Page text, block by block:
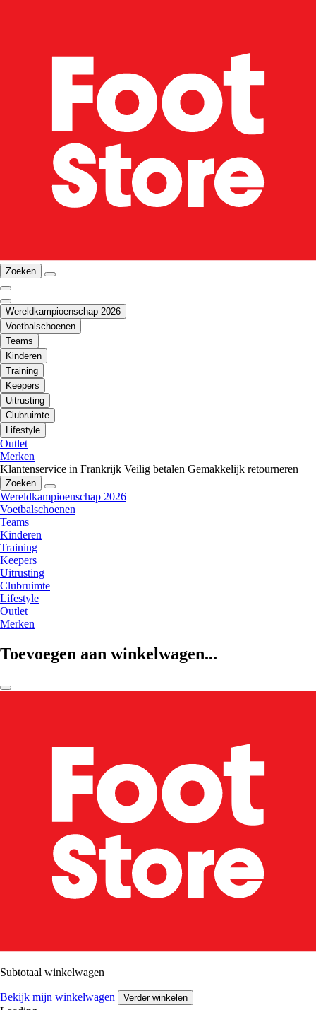
Zoeken
Wereldkampioenschap 2026
Voetbalschoenen
Teams
Kinderen
Training
Keepers
Uitrusting
Clubruimte
Lifestyle
Outlet
Merken
Klantenservice in Frankrijk Veilig betalen Gemakkelijk retourneren
Zoeken
Wereldkampioenschap 2026
Voetbalschoenen
Teams
Kinderen
Training
Keepers
Uitrusting
Clubruimte
Lifestyle
Outlet
Merken
Toevoegen aan winkelwagen...
Subtotaal winkelwagen
Bekijk mijn winkelwagen Verder winkelen